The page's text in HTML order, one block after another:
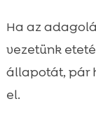
Ha az
vezetünk
állapotát, pár
el.